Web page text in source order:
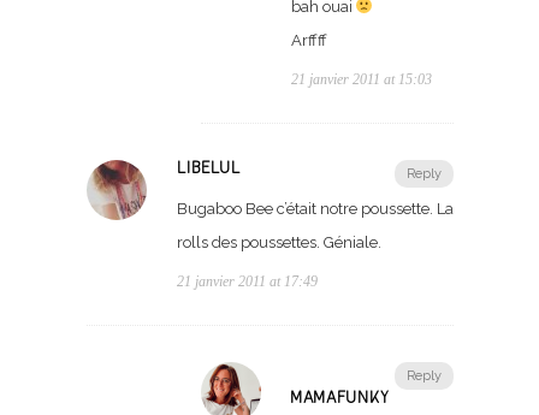
bah ouai
Arffff
21 janvier 2011 at 15:03
Reply
LIBELUL
Bugaboo Bee c’était notre poussette. La
rolls des poussettes. Géniale.
21 janvier 2011 at 17:49
Reply
MAMAFUNKY